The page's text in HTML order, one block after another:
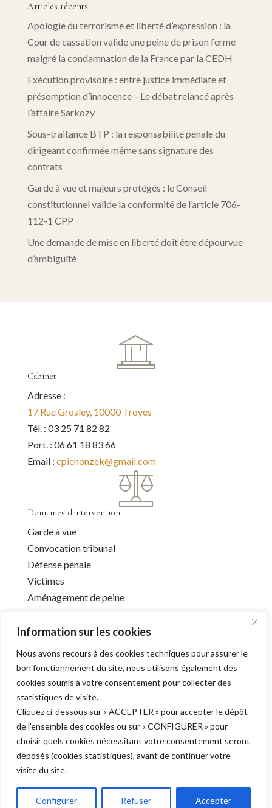
Information sur les cookies
Nous avons recours à des cookies techniques pour assurer le
bon fonctionnement du site, nous utilisons également des
cookies soumis à votre consentement pour collecter des
statistiques de visite.
Cliquez ci-dessous sur « ACCEPTER » pour accepter le dépôt
de l'ensemble des cookies ou sur « CONFIGURER » pour
choisir quels cookies nécessitant votre consentement seront
déposés (cookies statistiques), avant de continuer votre
visite du site.
Configurer Refuser Accepter
Articles récents
Apologie du terrorisme et liberté d’expression : la
Cour de cassation valide une peine de prison ferme
malgré la condamnation de la France par la CEDH
Exécution provisoire : entre justice immédiate et
présomption d’innocence – Le débat relancé après
l’affaire Sarkozy
Sous-traitance BTP : la responsabilité pénale du
dirigeant confirmée même sans signature des
contrats
Garde à vue et majeurs protégés : le Conseil
constitutionnel valide la conformité de l’article 706-
112-1 CPP
Une demande de mise en liberté doit être dépourvue
d’ambiguïté
Cabinet
Adresse :
17 Rue Grosley, 10000 Troyes
Tél. : 03 25 71 82 82
Port. : 06 61 18 83 66
Email : cpienonzek@gmail.com
Domaines d'intervention
Garde à vue
Convocation tribunal
Défense pénale
Victimes
Aménagement de peine
Préjudice corporel
Infos utiles
Liens utiles
Mentions légales
Déontologie
Derniers articles